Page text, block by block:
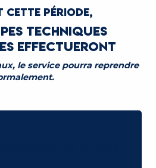
CETTE PÉRIODE,
TECHNIQUES
EFFECTUERONT
le service pourra reprendre